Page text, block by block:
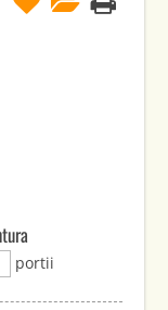
portii